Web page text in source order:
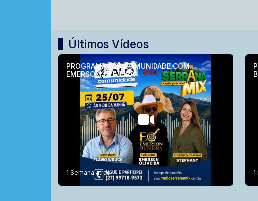
Últimos Vídeos
PROGRAMA ALÔ COMUNIDADE COM
EMERSOM OLIVEIRA
1 Semana atrás